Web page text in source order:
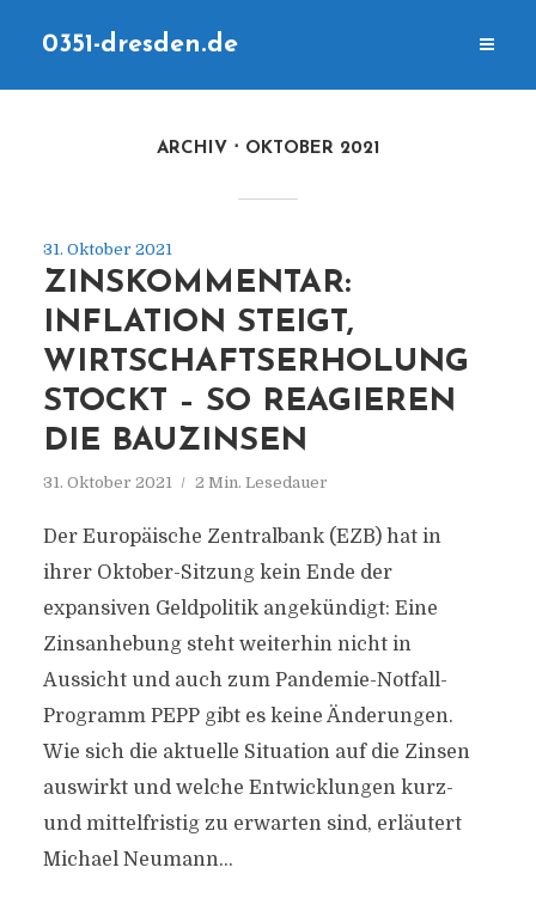
0351-dresden.de
ARCHIV OKTOBER 2021
31. Oktober 2021
ZINSKOMMENTAR:
INFLATION STEIGT,
WIRTSCHAFTSERHOLUNG
STOCKT – SO REAGIEREN
DIE BAUZINSEN
31. Oktober 2021 2 Min. Lesedauer
Der Europäische Zentralbank (EZB) hat in
ihrer Oktober-Sitzung kein Ende der
expansiven Geldpolitik angekündigt: Eine
Zinsanhebung steht weiterhin nicht in
Aussicht und auch zum Pandemie-Notfall-
Programm PEPP gibt es keine Änderungen.
Wie sich die aktuelle Situation auf die Zinsen
auswirkt und welche Entwicklungen kurz-
und mittelfristig zu erwarten sind, erläutert
Michael Neumann...